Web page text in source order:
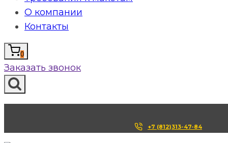
О компании
Контакты
0
Заказать звонок
+7 (812)313-47-84